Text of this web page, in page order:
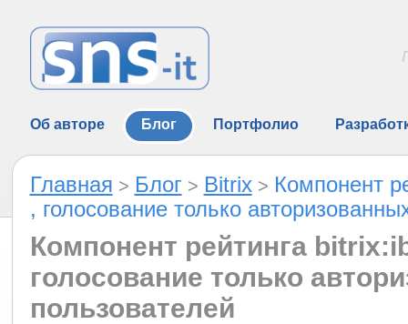
Об авторе Блог Портфолио
Главная > Блог > Bitrix> Компонент
, голосование только
Компонент рейтинга
голосование только
пользователей